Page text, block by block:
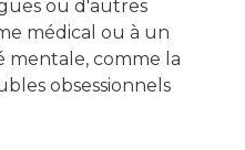
ou d'autres
médical ou à un
mentale, comme la
obsessionnels